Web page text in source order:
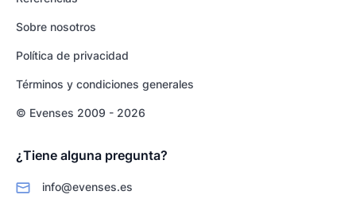
Sobre nosotros
Política de privacidad
Términos y condiciones generales
© Evenses 2009 - 2026
¿Tiene alguna pregunta?
info@evenses.es